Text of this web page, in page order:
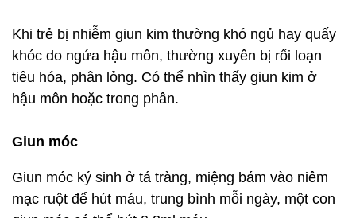
Khi trẻ bị nhiễm giun kim thường khó ngủ hay quấy
khóc do ngứa hậu môn, thường xuyên bị rối loạn
tiêu hóa, phân lỏng. Có thể nhìn thấy giun kim ở
hậu môn hoặc trong phân.
Giun móc
Giun móc ký sinh ở tá tràng, miệng bám vào niêm
mạc ruột để hút máu, trung bình mỗi ngày, một con